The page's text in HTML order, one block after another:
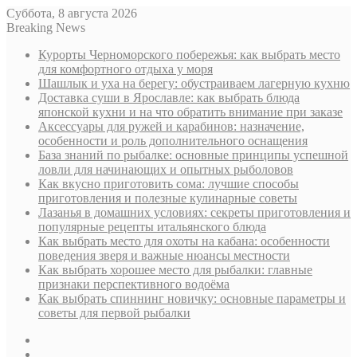
Суббота, 8 августа 2026
Breaking News
Курорты Черноморского побережья: как выбрать место
для комфортного отдыха у моря
Шашлык и уха на берегу: обустраиваем лагерную кухню
Доставка суши в Ярославле: как выбрать блюда
японской кухни и на что обратить внимание при заказе
Аксессуары для ружей и карабинов: назначение,
особенности и роль дополнительного оснащения
База знаний по рыбалке: основные принципы успешной
ловли для начинающих и опытных рыболовов
Как вкусно приготовить сома: лучшие способы
приготовления и полезные кулинарные советы
Лазанья в домашних условиях: секреты приготовления и
популярные рецепты итальянского блюда
Как выбрать место для охоты на кабана: особенности
поведения зверя и важные нюансы местности
Как выбрать хорошее место для рыбалки: главные
признаки перспективного водоёма
Как выбрать спиннинг новичку: основные параметры и
советы для первой рыбалки